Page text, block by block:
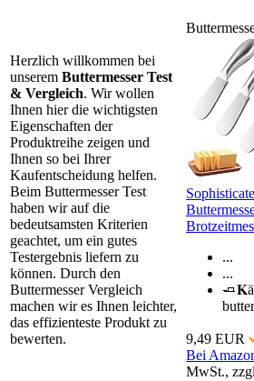
Herzlich willkommen bei
unserem Buttermesser Test
& Vergleich. Wir wollen
Ihnen hier die wichtigsten
Eigenschaften der
Produktreihe zeigen und
Ihnen so bei Ihrer
Kaufentscheidung helfen.
Beim Buttermesser Test
haben wir auf die
bedeutsamsten Kriterien
geachtet, um ein gutes
Testergebnis liefern zu
können. Durch den
Buttermesser Vergleich
machen wir es Ihnen leichter,
das effizienteste Produkt zu
bewerten.
...
...
9,49 EUR
Bei
MwSt.,